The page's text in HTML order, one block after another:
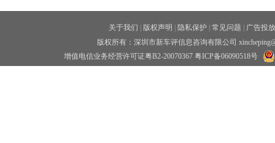
关于我们 版权声明 隐私保护 常见问题
广告投放
版权所有：深圳市新车评信息咨询有限公司
增值电信业务经营许可证粤B2-20070367 粤ICP备06090518号